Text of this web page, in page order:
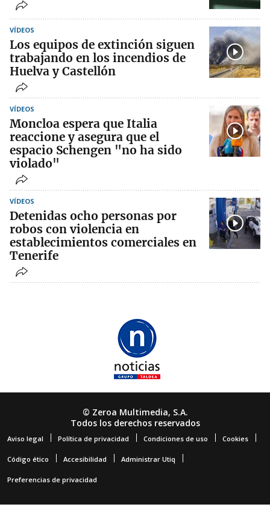
VÍDEOS
Los equipos de extinción siguen
trabajando en los incendios de
Huelva y Castellón
VÍDEOS
Moncloa espera que Italia
reaccione y asegura que el
espacio Schengen "no ha sido
violado"
VÍDEOS
Detenidas ocho personas por
robos con violencia en
establecimientos comerciales en
Tenerife
© Zeroa Multimedia, S.A.
Todos los derechos reservados
Aviso legal Política de privacidad Condiciones de uso Cookies
Código ético Accesibilidad Administrar Utiq
Preferencias de privacidad